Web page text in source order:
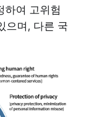
하여 고위험
으며, 다른 국